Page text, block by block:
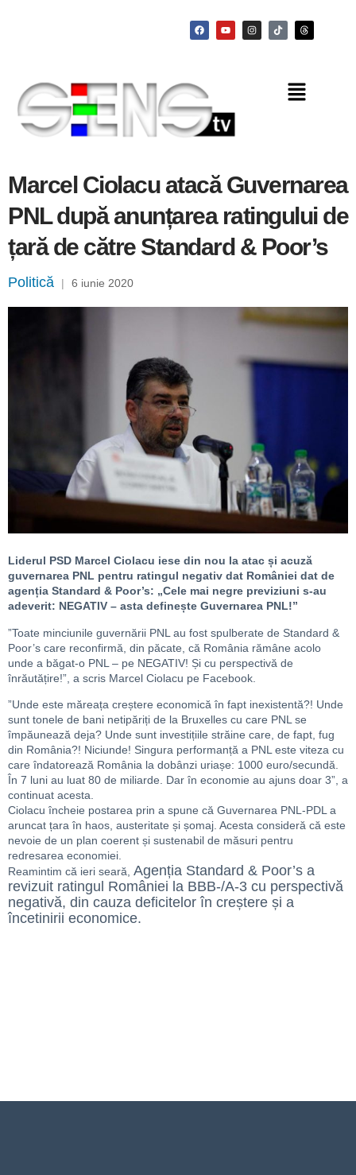
Marcel Ciolacu atacă Guvernarea
PNL după anunțarea ratingului de
țară de către Standard & Poor’s
Politică | 6 iunie 2020
Liderul PSD Marcel Ciolacu iese din nou la atac și acuză
guvernarea PNL pentru ratingul negativ dat României dat de
agenția Standard & Poor’s: „Cele mai negre previziuni s-au
adeverit: NEGATIV – asta definește Guvernarea PNL!”
”Toate minciunile guvernării PNL au fost spulberate de Standard &
Poor’s care reconfirmă, din păcate, că România rămâne acolo
unde a băgat-o PNL – pe NEGATIV! Și cu perspectivă de
înrăutățire!”, a scris Marcel Ciolacu pe Facebook.
”Unde este măreața creștere economică în fapt inexistentă?! Unde
sunt tonele de bani netipăriți de la Bruxelles cu care PNL se
împăunează deja? Unde sunt investițiile străine care, de fapt, fug
din România?! Niciunde! Singura performanță a PNL este viteza cu
care îndatorează România la dobânzi uriașe: 1000 euro/secundă.
În 7 luni au luat 80 de miliarde. Dar în economie au ajuns doar 3”, a
continuat acesta.
Ciolacu încheie postarea prin a spune că Guvernarea PNL-PDL a
aruncat țara în haos, austeritate și șomaj. Acesta consideră că este
nevoie de un plan coerent și sustenabil de măsuri pentru
redresarea economiei.
Reamintim că ieri seară, Agenția Standard & Poor’s a
revizuit ratingul României la BBB-/A-3 cu perspectivă
negativă, din cauza deficitelor în creștere și a
încetinirii economice.